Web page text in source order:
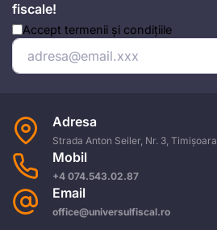
fiscale!
Accept termenii și condițiile
Adresa
Strada Anton Seiler, Nr. 3, Timișoara
Mobil
+4 074.543.02.87
Email
office@universulfiscal.ro